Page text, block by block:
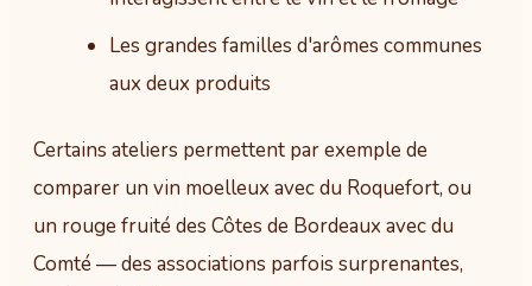
Les grandes familles d'arômes communes
aux deux produits
Certains ateliers permettent par exemple de
comparer un vin moelleux avec du Roquefort, ou
un rouge fruité des Côtes de Bordeaux avec du
Comté — des associations parfois surprenantes,